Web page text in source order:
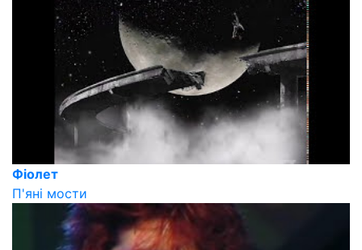
Фіолет
П'яні мости